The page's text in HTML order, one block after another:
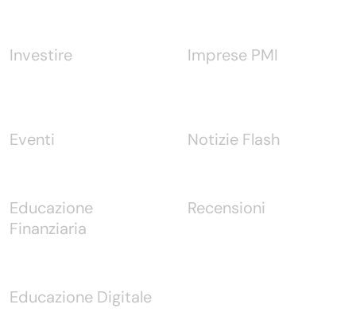
Investire Imprese PMI
Eventi
Educazione
Finanziaria
Educazione Digitale
Notizie Flash
Recensioni